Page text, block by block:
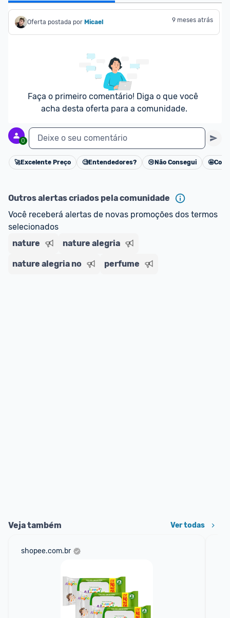
Oferta postada por Micael 9 meses atrás
Faça o primeiro comentário! Diga o que você
acha desta oferta para a comunidade.
0 Deixe o seu comentário
Cancelar
🚀Excelente Preço 🧐Entendedores? 😢 Não Consegui 🤩
Outros alertas criados pela comunidade
Você receberá alertas de novas promoções dos termos
selecionados
nature
nature alegria
nature alegria no perfume
Veja também Ver todas
shopee.com.br